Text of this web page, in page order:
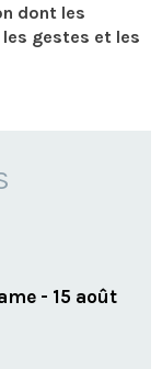
dont les
gestes et les
- 15 août